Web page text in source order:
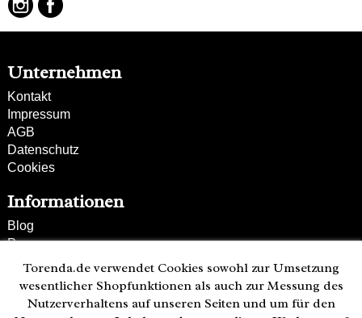
Unternehmen
Kontakt
Impressum
AGB
Datenschutz
Cookies
Informationen
Blog
Presse
Partner
Versand und Zahlung
Bestellung wiederrufen
Torenda.de verwendet Cookies sowohl zur Umsetzung
wesentlicher Shopfunktionen als auch zur Messung des
Nutzerverhaltens auf unseren Seiten und um für den